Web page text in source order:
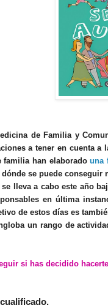
de Familia y
a tener en cuenta a
familia han elaboradouna
se puede conseguir
lleva a cabo este año
en última
de estos días es
un rango de
si has decidido